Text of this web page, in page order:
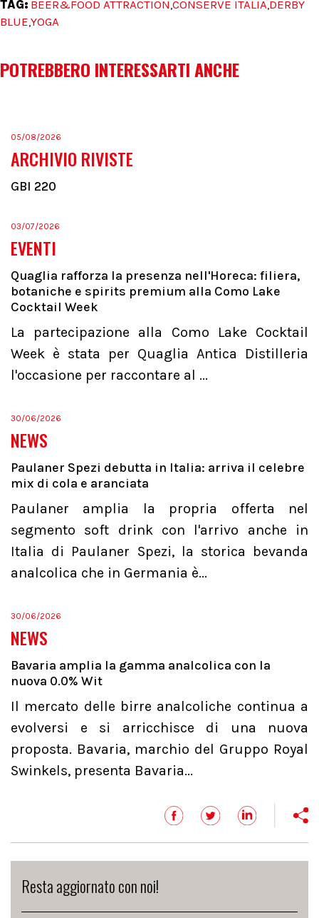
TAG: BEER&FOOD ATTRACTION,CONSERVE ITALIA,DERBY
BLUE,YOGA
POTREBBERO INTERESSARTI ANCHE
05/08/2026
ARCHIVIO RIVISTE
GBI 220
03/07/2026
EVENTI
Quaglia rafforza la presenza nell'Horeca: filiera,
botaniche e spirits premium alla Como Lake
Cocktail Week
La partecipazione alla Como Lake Cocktail
Week è stata per Quaglia Antica Distilleria
l'occasione per raccontare al ...
30/06/2026
NEWS
Paulaner Spezi debutta in Italia: arriva il celebre
mix di cola e aranciata
Paulaner amplia la propria offerta nel
segmento soft drink con l'arrivo anche in
Italia di Paulaner Spezi, la storica bevanda
analcolica che in Germania è...
30/06/2026
NEWS
Bavaria amplia la gamma analcolica con la
nuova 0.0% Wit
Il mercato delle birre analcoliche continua a
evolversi e si arricchisce di una nuova
proposta. Bavaria, marchio del Gruppo Royal
Swinkels, presenta Bavaria...
Resta aggiornato con noi!